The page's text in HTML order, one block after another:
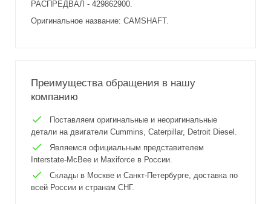
РАСПРЕДВАЛ - 429862900.
Оригинальное название: CAMSHAFT.
Преимущества обращения в нашу
компанию
Поставляем оригинальные и неоригинальные
детали на двигатели Cummins, Caterpillar, Detroit Diesel.
Являемся официальным представителем
Interstate-McBee и Maxiforce в России.
Склады в Москве и Санкт-Петербурге, доставка по
всей России и странам СНГ.